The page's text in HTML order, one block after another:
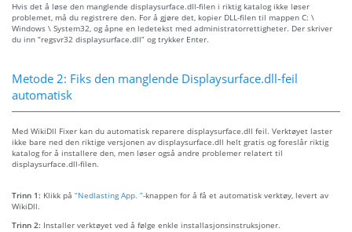
Hvis det å løse den manglende displaysurface.dll-filen i riktig katalog ikke løser
problemet, må du registrere den. For å gjøre det, kopier DLL-filen til mappen C: \
Windows \ System32, og åpne en ledetekst med administratorrettigheter. Der skriver
du inn “regsvr32 displaysurface.dll” og trykker Enter.
Metode 2: Fiks den manglende Displaysurface.dll-feil
automatisk
Med WikiDll Fixer kan du automatisk reparere displaysurface.dll feil. Verktøyet laster
ikke bare ned den riktige versjonen av displaysurface.dll helt gratis og foreslår riktig
katalog for å installere den, men løser også andre problemer relatert til
displaysurface.dll-filen.
Trinn 1: Klikk på “Nedlasting App. ”-knappen for å få et automatisk verktøy, levert av
WikiDll.
Trinn 2: Installer verktøyet ved å følge enkle installasjonsinstruksjoner.